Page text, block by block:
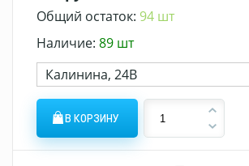
Общий остаток: 94 шт
Наличие: 89 шт
Калинина, 24В
В КОРЗИНУ